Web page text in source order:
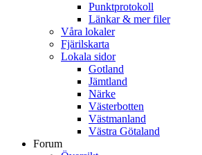
Punktprotokoll
Länkar & mer filer
Våra lokaler
Fjärilskarta
Lokala sidor
Gotland
Jämtland
Närke
Västerbotten
Västmanland
Västra Götaland
Forum